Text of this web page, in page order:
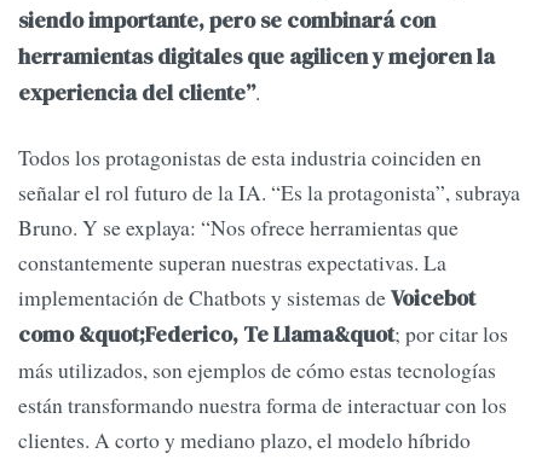
siendo importante, pero se combinará con
herramientas digitales que agilicen y mejoren la
experiencia del cliente”.
Todos los protagonistas de esta industria coinciden en
señalar el rol futuro de la IA. “Es la protagonista”, subraya
Bruno. Y se explaya: “Nos ofrece herramientas que
constantemente superan nuestras expectativas. La
implementación de Chatbots y sistemas deVoicebot
como &quot;Federico, Te Llama&quot; por citar los
más utilizados, son ejemplos de cómo estas tecnologías
están transformando nuestra forma de interactuar con los
clientes. A corto y mediano plazo, el modelo híbrido